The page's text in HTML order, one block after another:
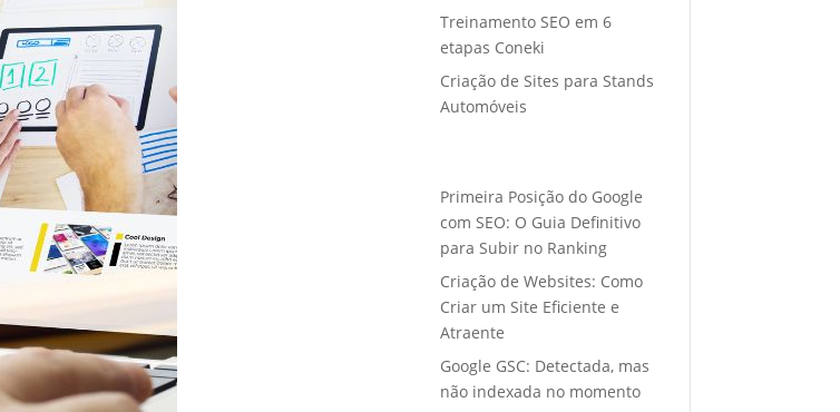
Treinamento SEO em 6
etapas Coneki
Criação de Sites para Stands
Automóveis
Primeira Posição do Google
com SEO: O Guia Definitivo
para Subir no Ranking
Criação de Websites: Como
Criar um Site Eficiente e
Atraente
Google GSC: Detectada, mas
não indexada no momento